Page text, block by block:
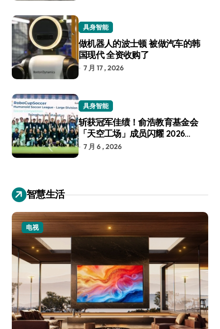
具身智能
做机器人的波士顿 被做汽车的韩
国现代 全资收购了
7 月 17 , 2026
具身智能
斩获冠军佳绩！俞浩教育基金会
「天空工场」成员闪耀 2026
RoboCup 机器人世界杯
7 月 6 , 2026
智慧生活
电视